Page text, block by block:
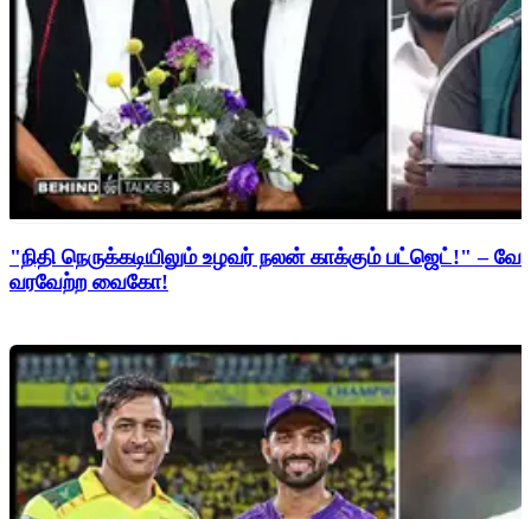
"நிதி நெருக்கடியிலும் உழவர் நலன் காக்கும் பட்ஜெட்!" –
வரவேற்ற வைகோ!